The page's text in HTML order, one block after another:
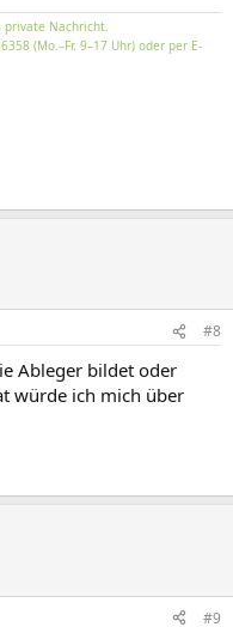
Nachricht.
(Mo.–Fr. 9–17 Uhr) oder per E-
#8
Ableger bildet oder
würde ich mich über
#9